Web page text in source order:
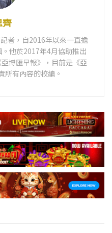
齊
者，自2016年以來一直擔
他於2017年4月協助推出
博匯早報》，目前是《亞
所有內容的校編。